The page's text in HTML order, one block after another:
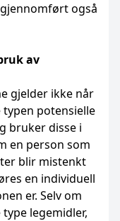
også
av
gjelder ikke når
potensielle
bruker disse i
en person som
blir mistenkt
en individuell
er. Selv om
legemidler,